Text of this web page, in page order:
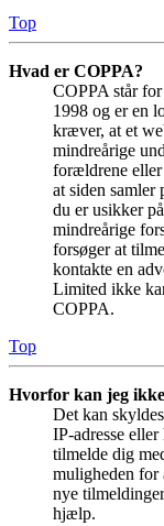
Top
Hvad er COPPA?
COPPA står
1998 og er en
kræver, at et
mindreårige
forældrene eller
at siden
du er usikker
mindreårige
forsøger at
kontakte en
Limited ikke
COPPA.
Top
Hvorfor kan jeg
Det kan
IP-adresse
tilmelde dig
muligheden for
nye
hjælp.